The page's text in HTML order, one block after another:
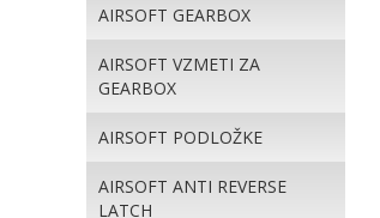
AIRSOFT GEARBOX
AIRSOFT VZMETI ZA
GEARBOX
AIRSOFT PODLOŽKE
AIRSOFT ANTI REVERSE
LATCH